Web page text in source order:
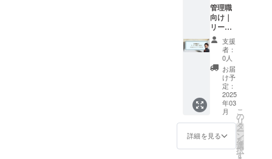
しま
す。
概要：
60分×1
回 ・有
効期
限：
2025年
3月末ま
で ・受
講方
法：オ
ンライ
ンツー
（zoom
）を使
プ：特
定の業
務プロ
セスの
マニュ
アル作
成 ※状
況に応
じて、
内容を
一部変
更する
場合が
ござい
献する
SNSの
使い方
ー最新
のSNS
トレン
ドを踏
まえた
事例分
析と運
用方法
※状況に
応じ
て、内
管理職
向け｜
リー
ダー研
修（60
分）
（内
容） 弊
社取締
役大川
による
管理職
向け｜
リー
ダー研
修の実
支援
者：
0人
お届
け予
定：
2025
年03
月
詳細を見る
こ
の
リ
タ
ー
ン
を
選
択
す